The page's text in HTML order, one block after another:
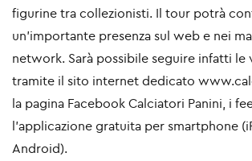
figurine tra collezionisti. Il tour potrà
un’importante presenza sul web e nei
network. Sarà possibile seguire infatti le
tramite il sito internet dedicato
la pagina Facebook Calciatori Panini, i
l’applicazione gratuita per smartphone
Android).